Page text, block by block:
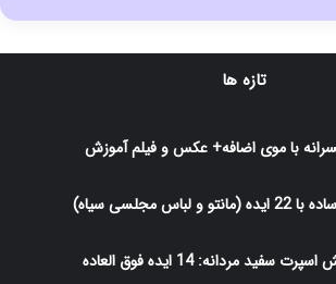
تازه ها
مجلسی سیاه)
مردانه: 14 ایده فوق العاده